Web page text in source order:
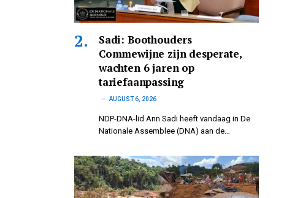
Sadi: Boothouders
Commewijne zijn desperate,
wachten 6 jaren op
tariefaanpassing
AUGUST 6, 2026
NDP-DNA-lid Ann Sadi heeft vandaag in De
Nationale Assemblee (DNA) aan de…